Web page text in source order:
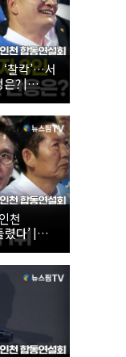
찰칵’…서
은? |
위원 후
천
다’ |
위원 후